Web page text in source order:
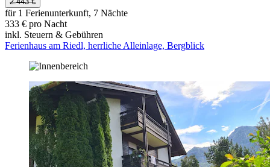
für 1 Ferienunterkunft, 7 Nächte
333 € pro Nacht
inkl. Steuern & Gebühren
Ferienhaus am Riedl, herrliche Alleinlage, Bergblick